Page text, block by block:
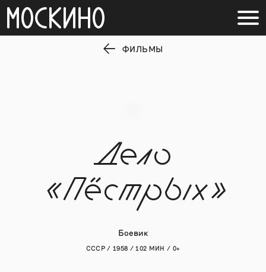
ФИЛЬМЫ
Дело
«Пёстрых»
Боевик
СССР / 1958 / 102 МИН / 0+